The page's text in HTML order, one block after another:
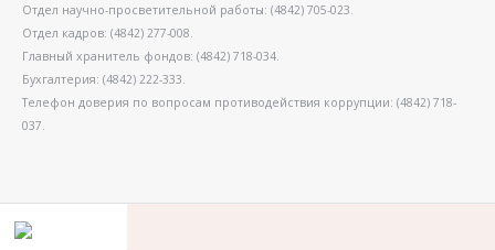
Отдел научно-просветительной работы: (4842) 705-023.
Отдел кадров: (4842) 277-008.
Главный хранитель фондов: (4842) 718-034.
Бухгалтерия: (4842) 222-333.
Телефон доверия по вопросам противодействия коррупции: (4842) 718-
037.